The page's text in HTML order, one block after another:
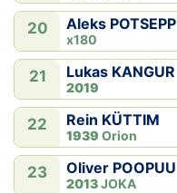
20 Aleks POTSEPP
x180
21 Lukas KANGUR
2019
22 Rein KÜTTIM
1939 Orion
23 Oliver POOPUU
2013JOKA